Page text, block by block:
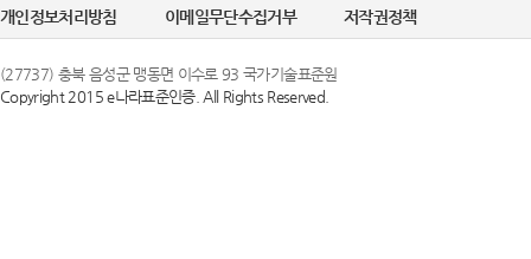
개인정보처리방침 이메일무단수집거부 저작권정책
(27737) 충북 음성군 맹동면 이수로 93 국가기술표준원
Copyright 2015 e나라표준인증. All Rights Reserved.